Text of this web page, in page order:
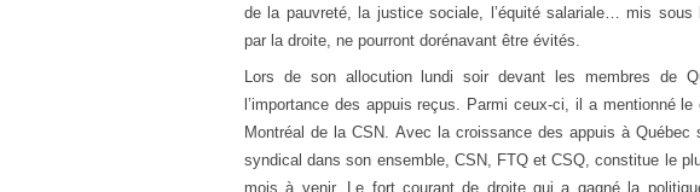
de la pauvreté, la justice sociale, l’équité salariale… mis sous
par la droite, ne pourront dorénavant être évités.
Lors de son allocution lundi soir devant les membres de
l’importance des appuis reçus. Parmi ceux-ci, il a mentionné
Montréal de la CSN. Avec la croissance des appuis à Québec
syndical dans son ensemble, CSN, FTQ et CSQ, constitue le
mois à venir. Le fort courant de droite qui a gagné la